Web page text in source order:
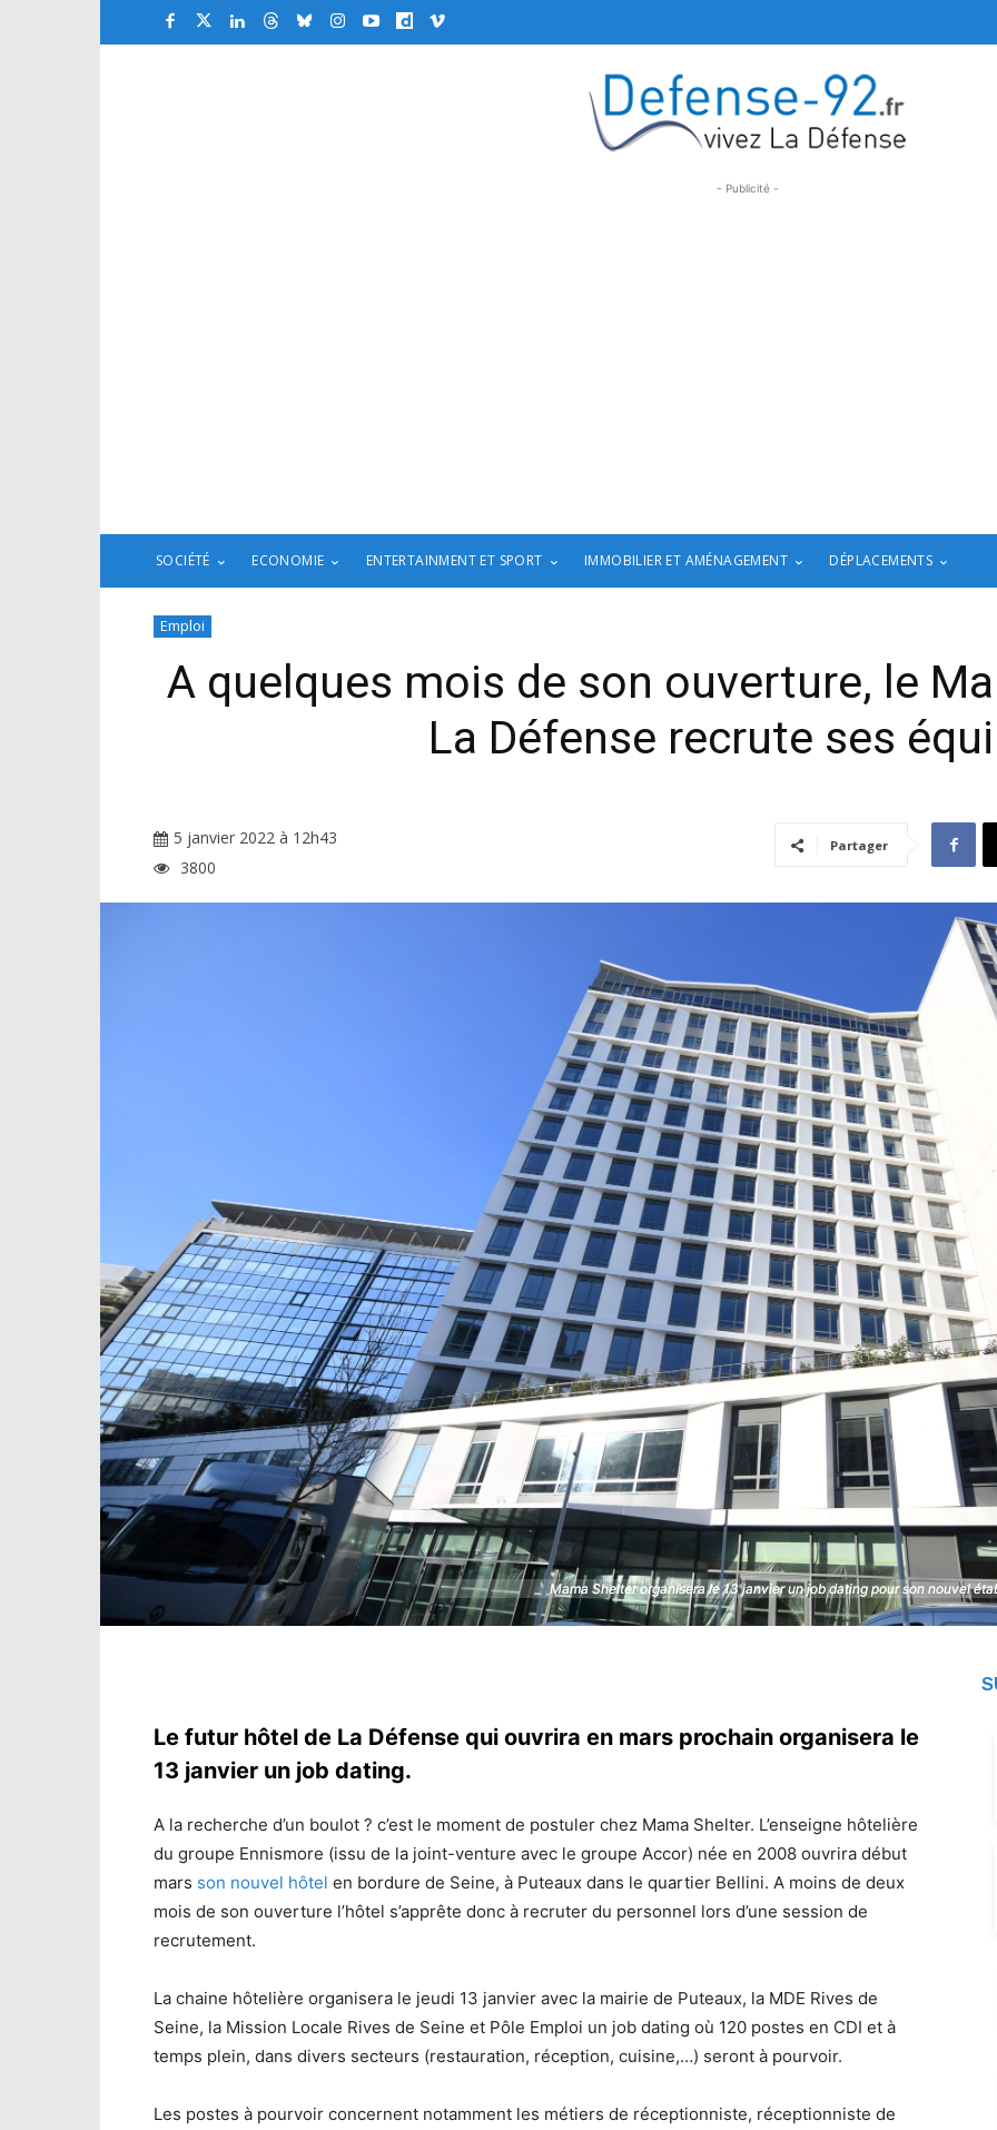
- Publicité -
SOCIÉTÉ ECONOMIE ENTERTAINMENT ET SPORT IMMOBILIER ET AMÉNAGEMENT DÉPLACEMENTS
Emploi
A quelques mois de son ouverture, le
La Défense recrute ses
5 janvier 2022 à 12h43
3800
Partager
Mama Shelter organisera le 13 janvier un job dating pour son nouvel
Mama Shelter organisera le 13 janvier un job dating pour son nouvel
Le futur hôtel de La Défense qui ouvrira en mars prochain organisera le
13 janvier un job dating.
A la recherche d’un boulot ? c’est le moment de postuler chez Mama Shelter. L’enseigne hôtelière
du groupe Ennismore (issu de la joint-venture avec le groupe Accor) née en 2008 ouvrira début
mars son nouvel hôtel en bordure de Seine, à Puteaux dans le quartier Bellini. A moins de deux
mois de son ouverture l’hôtel s’apprête donc à recruter du personnel lors d’une session de
recrutement.
La chaine hôtelière organisera le jeudi 13 janvier avec la mairie de Puteaux, la MDE Rives de
Seine, la Mission Locale Rives de Seine et Pôle Emploi un job dating où 120 postes en CDI et à
temps plein, dans divers secteurs (restauration, réception, cuisine,…) seront à pourvoir.
Les postes à pourvoir concernent notamment les métiers de réceptionniste, réceptionniste de